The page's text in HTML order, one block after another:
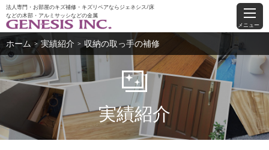
法人専門・お部屋のキズ補修・キズリペアならジェネシス/床
などの木部・アルミサッシなどの金属
メニュー
ホーム ＞ 実績紹介 ＞ 収納の取っ手の補修
実績紹介